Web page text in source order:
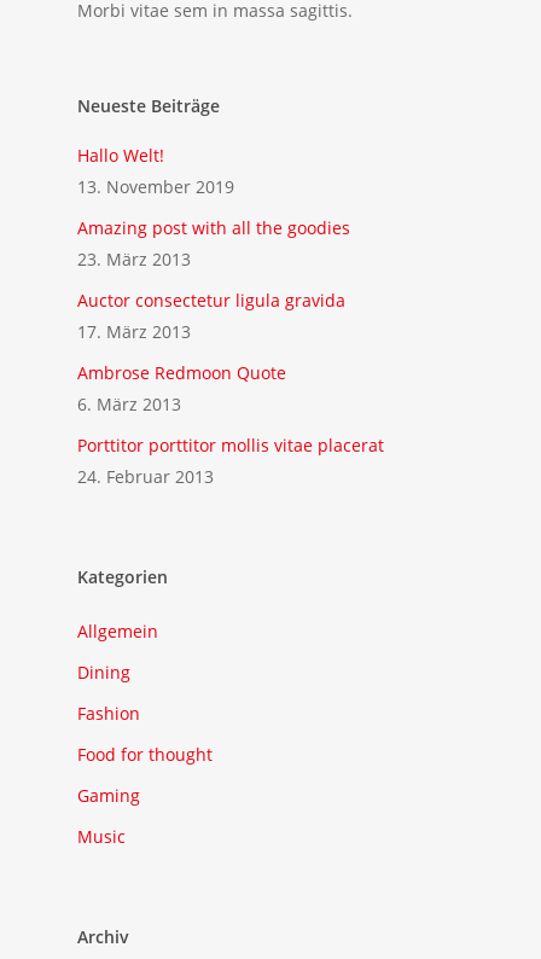
Morbi vitae sem in massa sagittis.
Neueste Beiträge
Hallo Welt!
13. November 2019
Amazing post with all the goodies
23. März 2013
Auctor consectetur ligula gravida
17. März 2013
Ambrose Redmoon Quote
6. März 2013
Porttitor porttitor mollis vitae placerat
24. Februar 2013
Kategorien
Allgemein
Dining
Fashion
Food for thought
Gaming
Music
Archiv